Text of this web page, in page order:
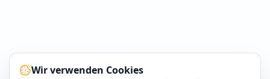
Wir verwenden Cookies